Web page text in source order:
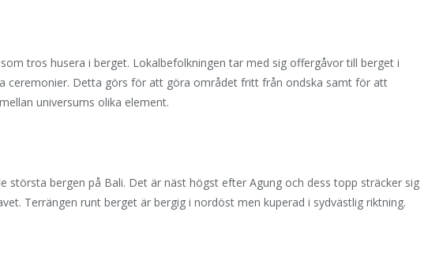
tros husera i berget. Lokalbefolkningen tar med sig offergåvor till berget i
ceremonier. Detta görs för att göra området fritt från ondska samt för att
universums olika element.
största bergen på Bali. Det är näst högst efter Agung och dess topp sträcker sig
Terrängen runt berget är bergig i nordöst men kuperad i sydvästlig riktning.